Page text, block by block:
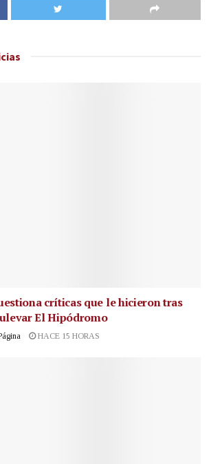
críticas que le hicieron tras
El Hipódromo
HACE 15 HORAS